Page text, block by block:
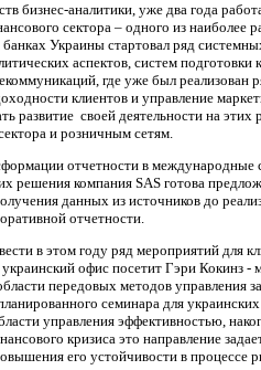
бизнес-аналитики, уже два года
сектора – одного из наиболее
Украины стартовал ряд
аспектов, систем подготовки
где уже был реализован
клиентов и управление
развитие своей деятельности на этих
и розничным сетям.
отчетности в международные
решения компания SAS готова
данных из источников до
отчетности.
в этом году ряд мероприятий для
офис посетит Гэри Кокинз -
передовых методов управления
семинара для
управления эффективностью,
кризиса это направление
его устойчивости в процессе